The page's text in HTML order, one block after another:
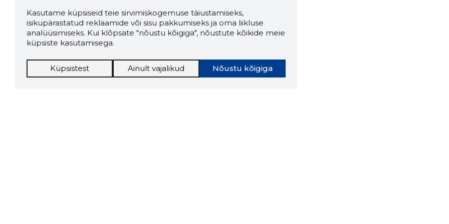
Kasutame küpsiseid teie sirvimiskogemuse täiustamiseks,
isikupärastatud reklaamide või sisu pakkumiseks ja oma liikluse
analüüsimiseks. Kui klõpsate "nõustu kõigiga", nõustute kõikide meie
küpsiste kasutamisega.
Nõustu kõigiga
Küpsistest Ainult vajalikud